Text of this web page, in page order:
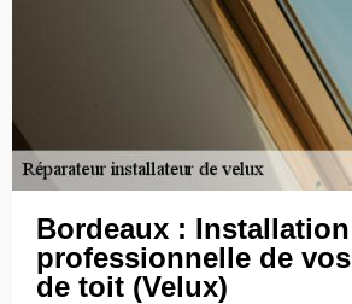
Bordeaux : Installation
professionnelle de
de toit (Velux)